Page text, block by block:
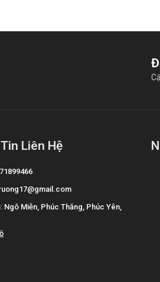
Liên Hệ
Ngô Miễn, Phúc Thắng, Phúc Yên,